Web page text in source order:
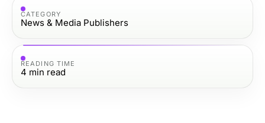
CATEGORY
News & Media Publishers
READING TIME
4 min read